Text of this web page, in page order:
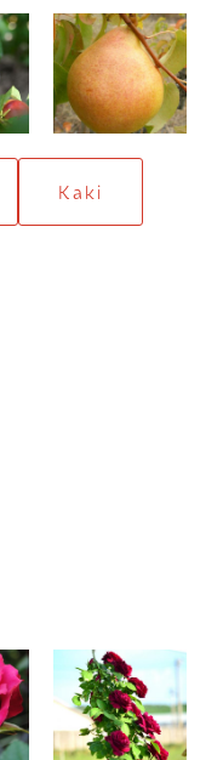
Napoleon
Kaki
Doctor Jamain